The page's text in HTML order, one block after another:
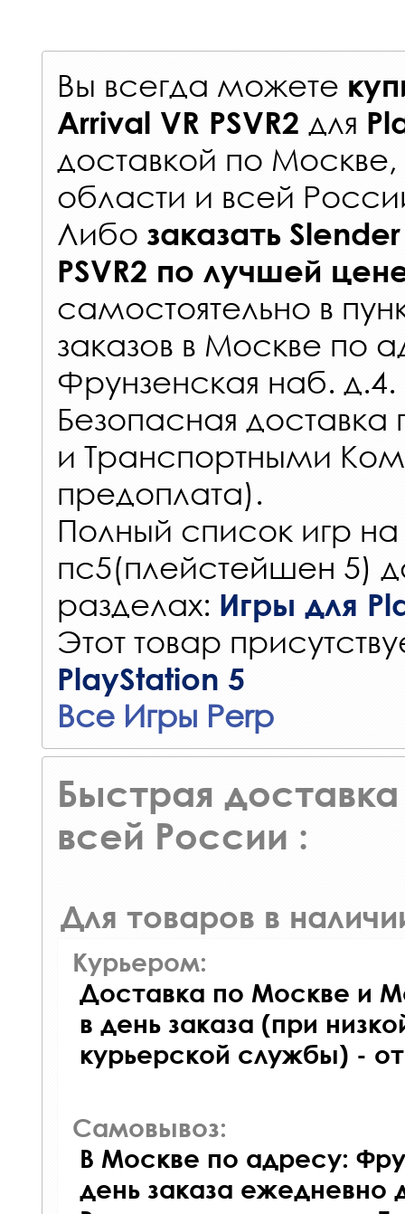
Вы всегда можете
Arrival VR PSVR2 для
доставкой по
области и всей
Либо заказать
PSVR2 по лучшей
самостоятельно в
заказов в Москве по
Фрунзенская наб. д.4.
Безопасная
и Транспортными
предоплата).
Полный список игр на
пс5(плейстейшен 5)
разделах: Игры для
Этот товар
PlayStation 5
Все Игры Perp
Быстрая доставка
всей России :
Для товаров в
Курьером:
Доставка по Москве и
в день заказа (при
курьерской службы) -
Самовывоз:
В Москве по адресу:
день заказа ежедневно